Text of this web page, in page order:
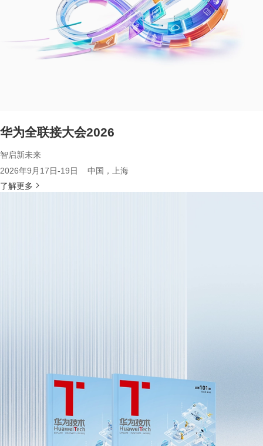
华为全联接大会2026
智启新未来
2026年9月17日-19日 中国，上海
了解更多